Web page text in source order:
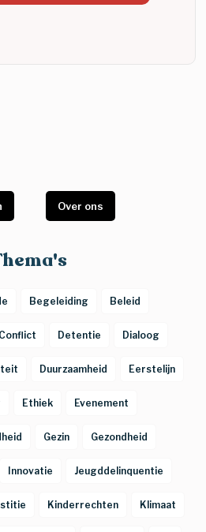
Begeleiding Beleid
Conflict Detentie Dialoog
Duurzaamheid Eerstelijn
Ethiek Evenement
Gezin Gezondheid
Innovatie Jeugddelinquentie
Kinderrechten Klimaat
Over ons